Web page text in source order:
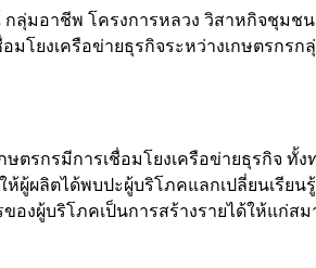
อาชีพ โครงการหลวง วิสาหกิจชุมชน
มโยงเครือข่ายธุรกิจระหว่างเกษตรกรก
ตรกรมีการเชื่อมโยงเครือข่ายธุรกิจ ทั้ง
ผู้ผลิตได้พบปะผู้บริโภคแลกเปลี่ยนเรียน
องผู้บริโภคเป็นการสร้างรายได้ให้แก่ส